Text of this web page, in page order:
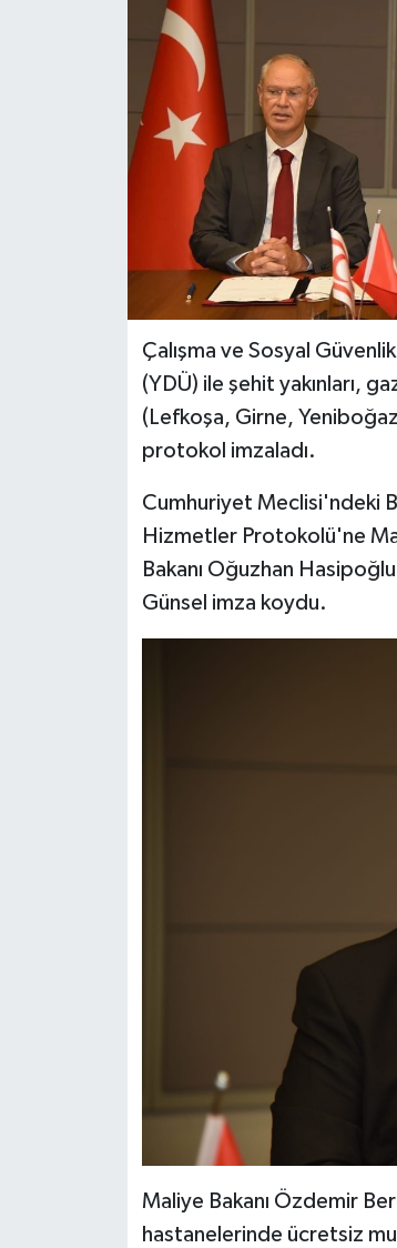
Çalışma ve Sosyal
(YDÜ) ile şehit yakınları,
(Lefkoşa, Girne,
protokol imzaladı.
Cumhuriyet Meclisi'ndeki
Hizmetler Protokolü'ne
Bakanı Oğuzhan
Günsel imza koydu.
Maliye Bakanı Özdemir
hastanelerinde ücretsiz